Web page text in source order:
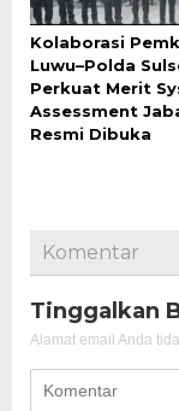
Kolaborasi
Luwu–Polda
Perkuat Merit
Assessment
Resmi Dibuka
Komentar
Tinggalkan
Alamat email Anda